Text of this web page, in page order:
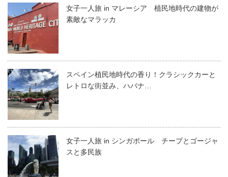
女子一人旅 in マレーシア 植民地時代の建物が
素敵なマラッカ
スペイン植民地時代の香り！クラシックカーと
レトロな街並み、ハバナ…
女子一人旅 in シンガポール チープとゴージャ
スと多民族